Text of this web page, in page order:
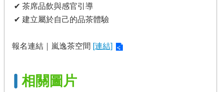
資
政
陳
情
✔ 茶席品飲與感官引導
✔ 建立屬於自己的品茶體驗
報名連結｜嵐逸茶空間 [連結]
相關圖片